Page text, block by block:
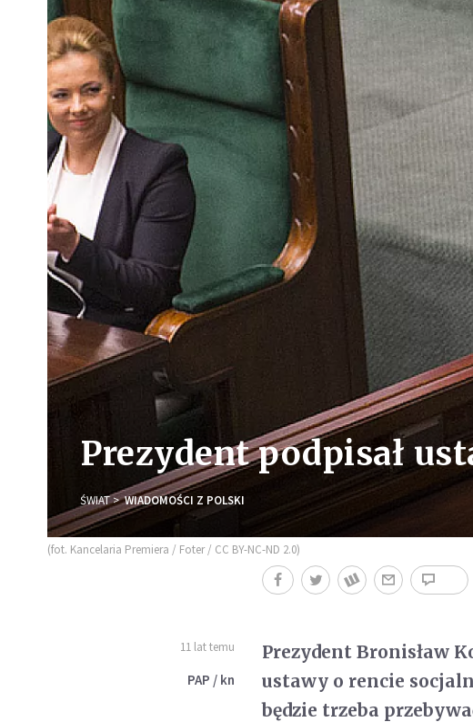
Prezydent podpisał
ŚWIAT WIADOMOŚCI Z POLSKI
(fot. Kancelaria Premiera / Foter / CC BY-NC-ND 2.0)
11 lat temu
PAP / kn
Prezydent Bronisław
ustawy o rencie
będzie trzeba